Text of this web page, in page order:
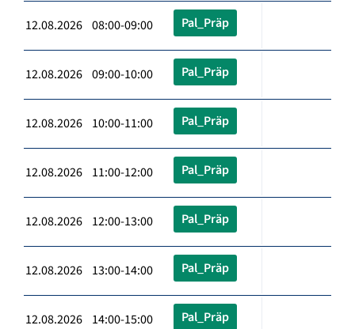
12.08.2026 08:00-09:00 Pal_Präp
12.08.2026 09:00-10:00 Pal_Präp
12.08.2026 10:00-11:00 Pal_Präp
12.08.2026 11:00-12:00 Pal_Präp
12.08.2026 12:00-13:00 Pal_Präp
12.08.2026 13:00-14:00 Pal_Präp
12.08.2026 14:00-15:00 Pal_Präp